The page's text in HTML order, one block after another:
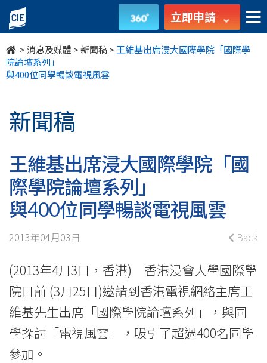
王
維
基
席
浸
大
國
際
學
院
「國
際
學
立即申請
>消息及媒體 >新聞稿> 王維基出席浸大國際學院「國際學
院論壇系列」
與400位同學暢談電視風雲
新聞稿
王維基出席浸大國際學院「國
際學院論壇系列」
與400位同學暢談電視風雲
2013年04月03日 Back
(2013年4月3日，香港) 香港浸會大學國際學
院日前 (3月25日)邀請到香港電視網絡主席王
維基先生出席「國際學院論壇系列」，與同
學探討「電視風雲」，吸引了超過400名同學
參加。